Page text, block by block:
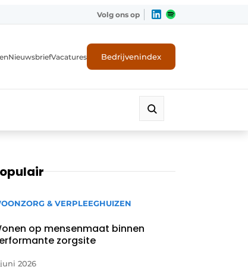
Volg ons op
NieuwsbriefVacatures Bedrijvenindex
& VERPLEEGHUIZEN
op mensenmaat binnen
zorgsite
2026